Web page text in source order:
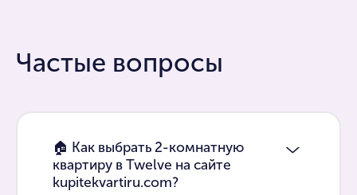
Частые вопросы
🏠 Как выбрать 2-комнатную
квартиру в Twelve на сайте
kupitekvartiru.com?